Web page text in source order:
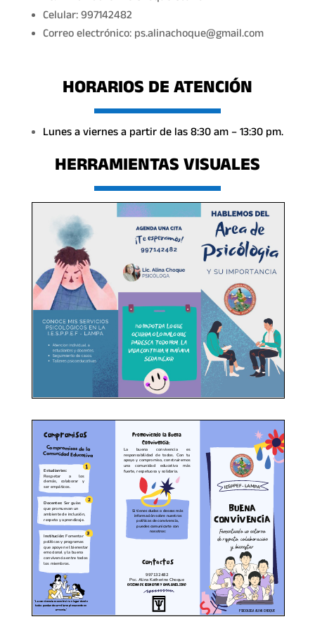
Celular: 997142482
Correo electrónico: ps.alinachoque@gmail.com
HORARIOS DE ATENCIÓN
Lunes a viernes a partir de las 8:30 am – 13:30 pm.
HERRAMIENTAS VISUALES